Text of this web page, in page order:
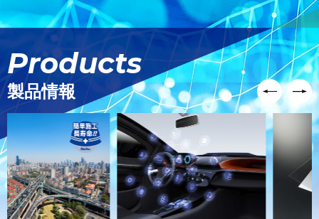
Products
製品情報